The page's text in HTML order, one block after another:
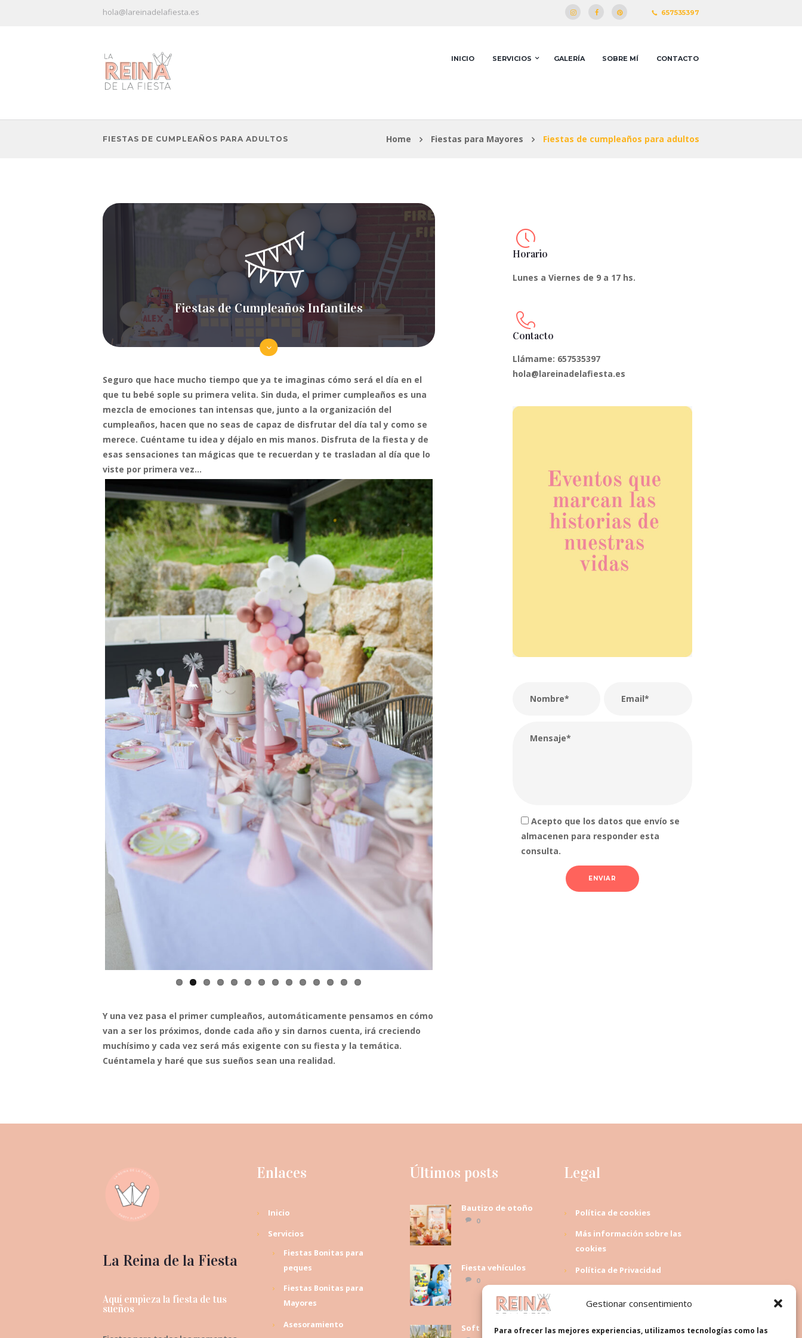
Gestionar consentimiento
Para ofrecer las mejores experiencias, utilizamos tecnologías como las
657535397
hola@lareinadelafiesta.es
INICIO SERVICIOS GALERÍA SOBRE MÍ CONTACTO
FIESTAS DE CUMPLEAÑOS PARA ADULTOS Home Fiestas para Mayores Fiestas de cumpleaños para adultos
Fiestas de Cumpleaños Infantiles
Seguro que hace mucho tiempo que ya te imaginas cómo será el día en el
que tu bebé sople su primera velita. Sin duda, el primer cumpleaños es una
mezcla de emociones tan intensas que, junto a la organización del
cumpleaños, hacen que no seas de capaz de disfrutar del día tal y como se
merece. Cuéntame tu idea y déjalo en mis manos. Disfruta de la fiesta y de
esas sensaciones tan mágicas que te recuerdan y te trasladan al día que lo
viste por primera vez…
Y una vez pasa el primer cumpleaños, automáticamente pensamos en cómo
van a ser los próximos, donde cada año y sin darnos cuenta, irá creciendo
muchísimo y cada vez será más exigente con su fiesta y la temática.
Cuéntamela y haré que sus sueños sean una realidad.
Horario
Lunes a Viernes de 9 a 17 hs.
Contacto
Llámame: 657535397
hola@lareinadelafiesta.es
Acepto que los datos que envío se
almacenen para responder esta
consulta.
La Reina de la Fiesta
Aquí empieza la fiesta de tus
sueños
Enlaces
Inicio
Servicios
Fiestas Bonitas para
peques
Fiestas Bonitas para
Mayores
Asesoramiento
Últimos posts
Bautizo de otoño
0
Fiesta vehículos
0
Soft baby shower
Legal
Política de cookies
Más información sobre las
cookies
Política de Privacidad